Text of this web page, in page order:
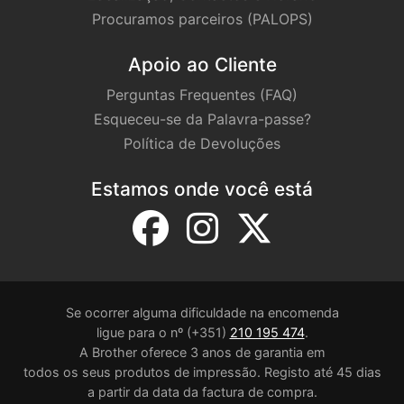
ex­ternas são feitas de ma­te­riais 100% re­ci­clados
A em­ba­lagem (manga) é feita de ma­te­riais
mistos que são 80% re­ci­clados e cer­ti­fi­cados
pelo FSC Texto preto sobre fundo ama­relo 9
mm de lar­gura 1,5 me­tros de com­pri­mento Cabo
re­co­men­dado: Ø 1,73 mm a 3,73 mm Equi­pa­
mentos com­pa­tí­veis: Dymo ILP 219 Dymo Rhino
Dymo Rhino 5200 Dymo Rhino 5200 + Soft­Case
Dymo Rhino 5200 Se­ries Dymo Rhino 6000
Dymo Rhi­nopro 5000
Procuramos parceiros (PALOPS)
Apoio ao Cliente
Perguntas Frequentes (FAQ)
Esqueceu-se da Palavra-passe?
Política de Devoluções
Estamos onde você está
Se ocorrer alguma dificuldade na encomenda
ligue para o nº (+351) 210 195 474.
A Brother oferece 3 anos de garantia em
todos os seus produtos de impressão. Registo até 45 dias
a partir da data da factura de compra.